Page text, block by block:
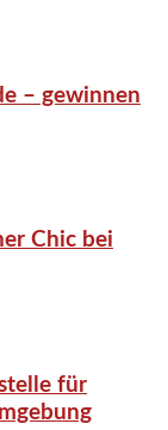
– gewinnen
Chic bei
für